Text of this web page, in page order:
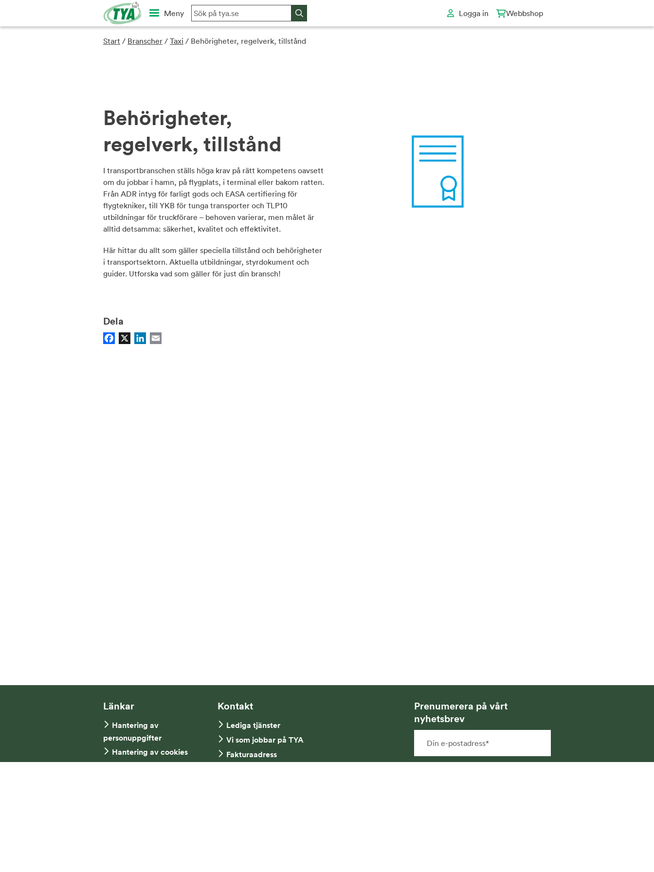
content
Meny Logga in Webbshop
Start / Branscher / Taxi / Behörigheter, regelverk, tillstånd
Behörigheter,
regelverk, tillstånd
I transportbranschen ställs höga krav på rätt kompetens oavsett
om du jobbar i hamn, på flygplats, i terminal eller bakom ratten.
Från ADR intyg för farligt gods och EASA certifiering för
flygtekniker, till YKB för tunga transporter och TLP10
utbildningar för truckförare – behoven varierar, men målet är
alltid detsamma: säkerhet, kvalitet och effektivitet.
Här hittar du allt som gäller speciella tillstånd och behörigheter
i transportsektorn. Aktuella utbildningar, styrdokument och
guider. Utforska vad som gäller för just din bransch!
Dela
Facebook LinkedIn
Länkar
Hantering av
personuppgifter
Hantering av cookies
Kontakt
Lediga tjänster
Vi som jobbar på TYA
Fakturaadress
Prenumerera på vårt
nyhetsbrev